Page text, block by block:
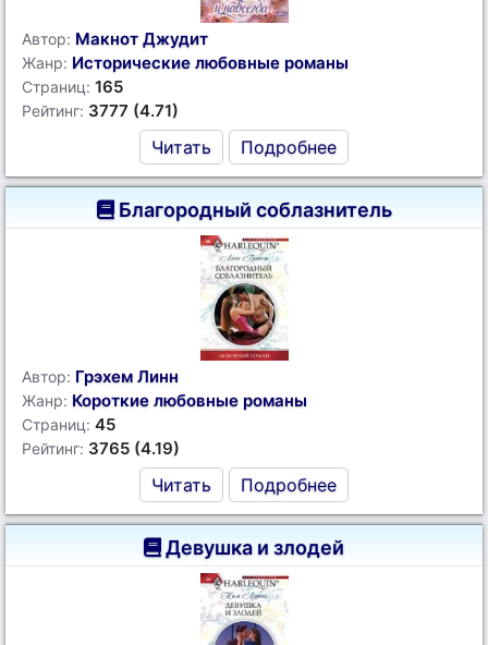
Автор: Макнот Джудит
Жанр: Исторические любовные романы
Страниц: 165
Рейтинг: 3777 (4.71)
Читать Подробнее
Благородный соблазнитель
Автор: Грэхем Линн
Жанр: Короткие любовные романы
Страниц: 45
Рейтинг: 3765 (4.19)
Читать Подробнее
Девушка и злодей